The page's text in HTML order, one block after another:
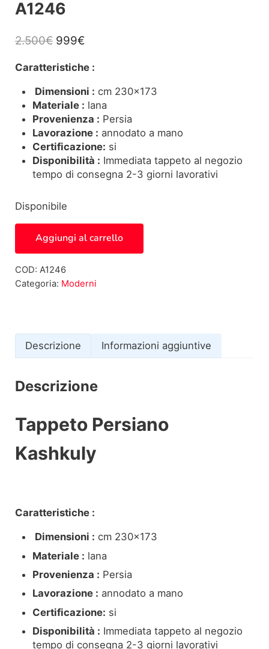
A1246
2.500€ Il prezzo originale era: 2.500€.
999€Il prezzo attuale è: 999€.
Caratteristiche :
Dimensioni : cm 230×173
Materiale : lana
Provenienza : Persia
Lavorazione : annodato a mano
Certificazione: si
Disponibilità : Immediata tappeto al negozio
tempo di consegna 2-3 giorni lavorativi
Disponibile
Aggiungi al carrello
COD: A1246
Categoria: Moderni
Descrizione Informazioni aggiuntive
Descrizione
Tappeto Persiano
Kashkuly
Caratteristiche :
Dimensioni : cm 230×173
Materiale : lana
Provenienza : Persia
Lavorazione : annodato a mano
Certificazione: si
Disponibilità : Immediata tappeto al negozio
tempo di consegna 2-3 giorni lavorativi